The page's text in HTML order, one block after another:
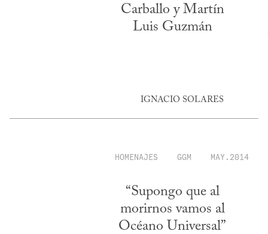
Carballo y Martín
Luis Guzmán
IGNACIO SOLARES
HOMENAJES GGM MAY.2014
“Supongo que al
morirnos vamos al
Océano Universal”